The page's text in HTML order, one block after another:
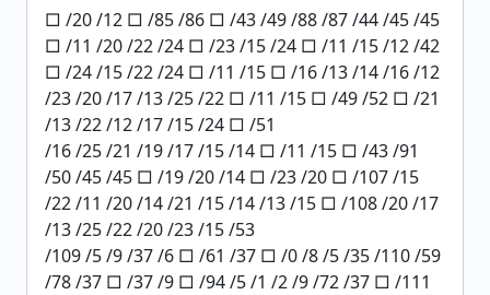
□ /20 /12 □ /85 /86 □ /43 /49 /88 /87 /44 /45 /45
□ /11 /20 /22 /24 □ /23 /15 /24 □ /11 /15 /12 /42
□ /24 /15 /22 /24 □ /11 /15 □ /16 /13 /14 /16 /12
/23 /20 /17 /13 /25 /22 □ /11 /15 □ /49 /52 □ /21
/13 /22 /12 /17 /15 /24 □ /51
/16 /25 /21 /19 /17 /15 /14 □ /11 /15 □ /43 /91
/50 /45 /45 □ /19 /20 /14 □ /23 /20 □ /107 /15
/22 /11 /20 /14 /21 /15 /14 /13 /15 □ /108 /20 /17
/13 /25 /22 /20 /23 /15 /53
/109 /5 /9 /37 /6 □ /61 /37 □ /0 /8 /5 /35 /110 /59
/78 /37 □ /37 /9 □ /94 /5 /1 /2 /9 /72 /37 □ /111